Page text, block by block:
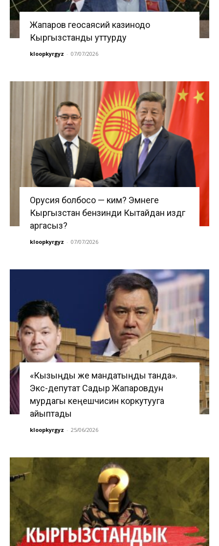
Жапаров геосаясий казинодо
Кыргызстанды уттурду
kloopkyrgyz - 07/07/2026
Орусия болбосо — ким? Эмнеге
Кыргызстан бензинди Кытайдан издөөгө
аргасыз?
kloopkyrgyz - 07/07/2026
«Кызыңды же мандатыңды танда».
Экс-депутат Садыр Жапаровдун
мурдагы кеңешчисин коркутууга
айыптады
kloopkyrgyz - 25/06/2026